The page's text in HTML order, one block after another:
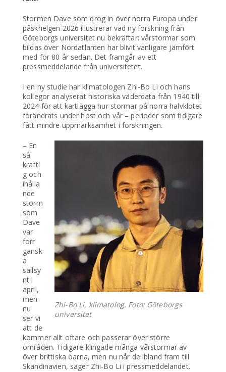
Stormen Dave som drog in över norra Europa under
påskhelgen 2026 illustrerar vad ny forskning från
Göteborgs universitet nu bekräftar: vårstormar som
bildas över Nordatlanten har blivit vanligare jämfört
med för 80 år sedan. Det framgår av ett
pressmeddelande från universitetet.
I en ny studie har klimatologen Zhi-Bo Li och hans
kollegor analyserat historiska väderdata från 1940 till
2024 för att kartlägga hur stormar på norra halvklotet
förändrats under höst och vår – perioder som tidigare
fått mindre uppmärksamhet i forskningen.
Zhi-Bo Li, klimatolog. Foto: Göteborgs
universitet
– En
så
krafti
g och
ihålla
nde
storm
som
Dave
var
förr
gansk
a
sällsy
nt i
april,
men
nu
ser vi
att de
kommer allt oftare och passerar över större
områden. Tidigare klingade många vårstormar av
över brittiska öarna, men nu når de ibland fram till
Skandinavien, säger Zhi-Bo Li i pressmeddelandet.